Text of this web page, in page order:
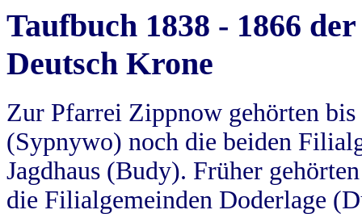
Taufbuch 1838 - 1866
Deutsch Krone
Zur Pfarrei Zippnow gehörten
(Sypnywo) noch die beiden
Jagdhaus (Budy). Früher
die Filialgemeinden Doderlage